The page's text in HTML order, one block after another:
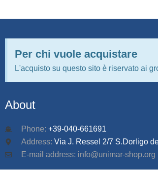
Per chi vuole acquistare
L'acquisto su questo sito è riservato ai
About
Phone: +39-040-661691
Address: Via J. Ressel 2/7 S.Dorligo
E-mail address: info@unimar-shop.org